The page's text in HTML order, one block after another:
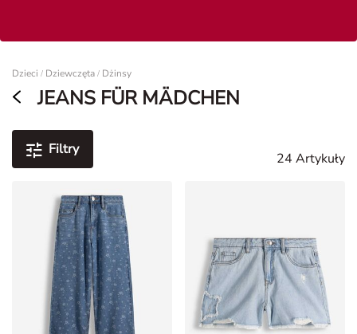
Dzieci / Dziewczęta / Dżinsy
JEANS FÜR MÄDCHEN
Filtry
24 Artykuły